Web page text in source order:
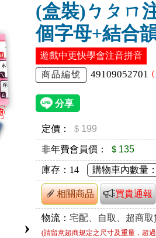
›
(盒裝)ㄅㄆㄇ
個字母+結合
遊戲中更快學會注音拼音
商品編號 49109052701
定價： ＄199
非年費會員價： ＄135
庫存： 14 購物車內數量
相關商品 買貴通報
物流：宅配、自取、超商取
(請留意超商規定之尺寸及重量，超